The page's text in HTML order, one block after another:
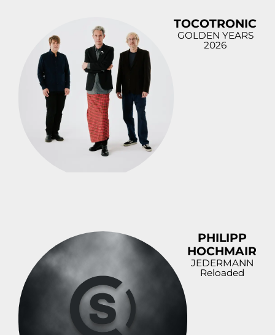
TOCOTRONIC
GOLDEN YEARS
2026
PHILIPP
HOCHMAIR
JEDERMANN
Reloaded